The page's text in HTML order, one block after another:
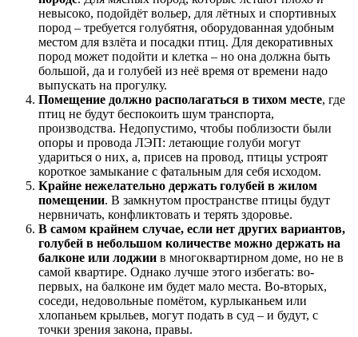
невысоко, подойдёт вольер, для лётных и спортивных
пород – требуется голубятня, оборудованная удобным
местом для взлёта и посадки птиц. Для декоративных
пород может подойти и клетка – но она должна быть
большой, да и голубей из неё время от времени надо
выпускать на прогулку.
Помещение должно располагаться в тихом месте, где
птиц не будут беспокоить шум транспорта,
производства. Недопустимо, чтобы поблизости были
опоры и провода ЛЭП: летающие голуби могут
удариться о них, а, присев на провод, птицы устроят
короткое замыкание с фатальным для себя исходом.
Крайне нежелательно держать голубей в жилом
помещении. В замкнутом пространстве птицы будут
нервничать, конфликтовать и терять здоровье.
В самом крайнем случае, если нет других вариантов,
голубей в небольшом количестве можно держать на
балконе или лоджии в многоквартирном доме, но не в
самой квартире. Однако лучше этого избегать: во-
первых, на балконе им будет мало места. Во-вторых,
соседи, недовольные помётом, курлыканьем или
хлопаньем крыльев, могут подать в суд – и будут, с
точки зрения закона, правы.